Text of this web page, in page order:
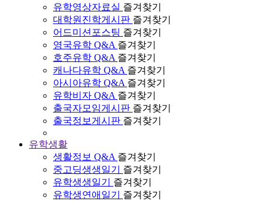
유학영상자료실 즐겨찾기
대학원진학게시판 즐겨찾기
어드미션포스팅 즐겨찾기
영국유학 Q&A 즐겨찾기
호주유학 Q&A 즐겨찾기
캐나다유학 Q&A 즐겨찾기
아시아유학 Q&A 즐겨찾기
유학비자 Q&A 즐겨찾기
출국자모임게시판 즐겨찾기
출국정보게시판 즐겨찾기
유학생활
생활정보 Q&A 즐겨찾기
중고딩생생일기
즐겨찾기
유학생생일기
즐겨찾기
유학생연애일기
즐겨찾기